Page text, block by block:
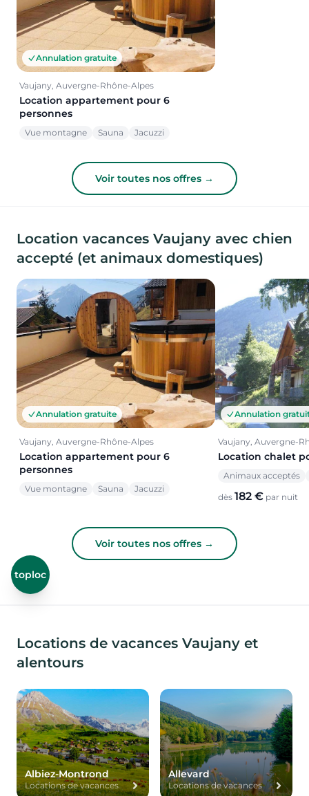
Annulation gratuite
Vaujany, Auvergne-Rhône-Alpes
Location appartement pour 6
personnes
Vue montagne Sauna Jacuzzi
Voir toutes nos offres →
Location vacances Vaujany avec chien
accepté (et animaux domestiques)
Annulation gratuite
Vaujany, Auvergne-Rhône-Alpes
Location appartement pour 6
personnes
Vue montagne Sauna Jacuzzi
Annulation
Vaujany, Auvergne-
Location chalet
Animaux acceptés
dès 182 € par nuit
Voir toutes nos offres →
toploc
Locations de vacances Vaujany et
alentours
Albiez-Montrond
Locations de vacances
Allevard
Locations de vacances